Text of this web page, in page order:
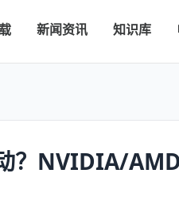
新闻资讯 知识库
？NVIDIA/